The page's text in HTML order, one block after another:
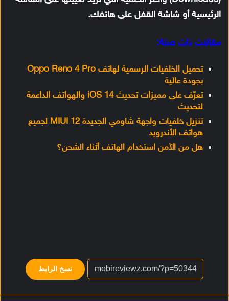
الرئيسية أو شاشة القفل على هاتفك.
مقالات ذات صلة:
تحميل الخلفيات الرسمية لهاتف Oppo Reno 4 Pro
بجودة عالية
تعرّف على مميزات تحديث iOS 14 والهواتف الداعمة
لتحديث
تنزيل خلفيات واجهة شاومي الجديدة MIUI 12 لجميع
هواتف الأندرويد
هل من الآمن استخدام الهاتف أثناء الشحن؟
نسخ الرابط